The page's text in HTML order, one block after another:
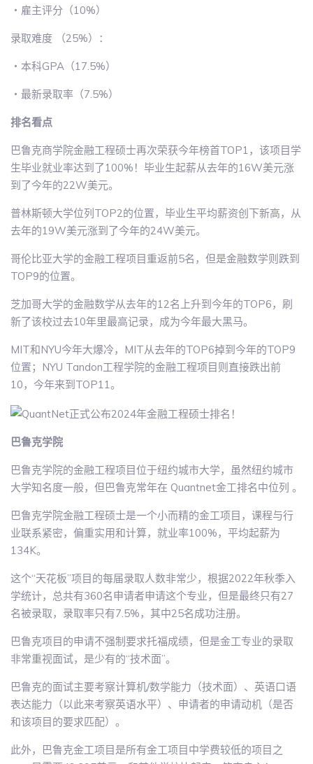
・雇主评分（10%）
录取难度 （25%）：
・本科GPA（17.5%）
・最新录取率（7.5%）
排名看点
巴鲁克商学院金融工程硕士再次荣获今年榜首TOP1，该项目学
生毕业就业率达到了100%！毕业生起薪从去年的16W美元涨
到了今年的22W美元。
普林斯顿大学位列TOP2的位置，毕业生平均薪资创下新高，从
去年的19W美元涨到了今年的24W美元。
哥伦比亚大学的金融工程项目重返前5名，但是金融数学则跌到
TOP9的位置。
芝加哥大学的金融数学从去年的12名上升到今年的TOP6，刷
新了该校过去10年里最高记录，成为今年最大黑马。
MIT和NYU今年大爆冷，MIT从去年的TOP6掉到今年的TOP9
位置；NYU Tandon工程学院的金融工程项目则直接跌出前
10，今年来到TOP11。
巴鲁克学院
巴鲁克学院的金融工程项目位于纽约城市大学，虽然纽约城市
大学知名度一般，但巴鲁克常年在 Quantnet金工排名中位列 。
巴鲁克学院金融工程硕士是一个小而精的金工项目，课程与行
业联系紧密，偏重实用和计算，就业率100%，平均起薪为
134K。
这个“天花板”项目的每届录取人数非常少，根据2022年秋季入
学统计，总共有360名申请者申请这个专业，但是最终只有27
名被录取，录取率只有7.5%，其中25名成功注册。
巴鲁克项目的申请不强制要求托福成绩，但是金工专业的录取
非常重视面试，是少有的“技术面”。
巴鲁克的面试主要考察计算机/数学能力（技术面）、英语口语
表达能力（以此来考察英语水平）、申请者的申请动机（是否
和该项目的要求匹配）。
此外，巴鲁克金工项目是所有金工项目中学费较低的项目之